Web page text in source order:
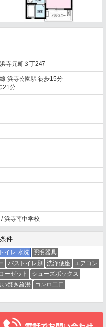
寺元町３丁247
浜寺公園駅 徒歩15分
21分
浜寺南中学校
件
トイレ:水洗
照明器具
バストイレ別 洗浄便座
エアコン
ーゼット
シューズボックス
い焚き給湯
コンロ二口
ールでお問い合わせ